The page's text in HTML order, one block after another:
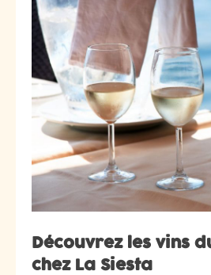
Découvrez les vins
chez La Siesta